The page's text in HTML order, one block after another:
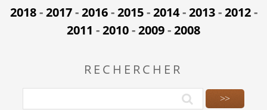
2018-2017-2016-2015-2014-2013-2012-
2011 -2010-2009-2008
RECHERCHER